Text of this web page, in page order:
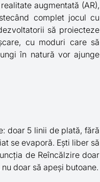
augmentată (AR),
complet jocul cu
să proiecteze
cu moduri care să
în natură vor ajunge
doar 5 linii de plată, fără
se evaporă. Ești liber să
de Reîncălzire doar
doar să apeși butoane.